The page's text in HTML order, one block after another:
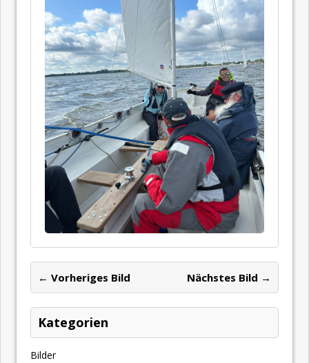
← Vorheriges Bild Nächstes Bild →
Kategorien
Bilder